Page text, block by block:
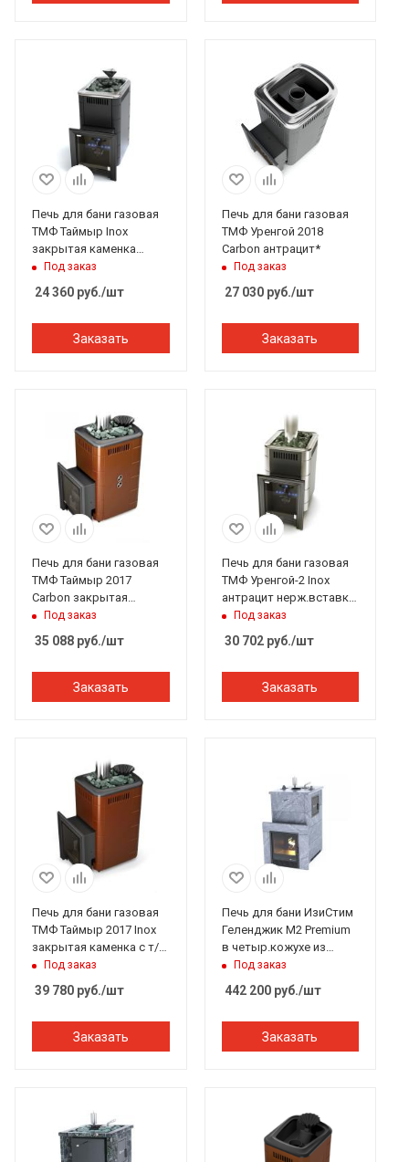
Печь для бани газовая
ТМФ Таймыр Inox
закрытая каменка
антрацит (без ГГУ)*
Под заказ
24 360 руб./шт
Заказать
Печь для бани газовая
ТМФ Уренгой 2018
Carbon антрацит*
Под заказ
27 030руб./шт
Заказать
Печь для бани газовая
ТМФ Таймыр 2017
Carbon закрытая
каменка с т/о
терракота (без ГГУ)
Под заказ
35 088 руб./шт
Заказать
Печь для бани газовая
ТМФ Уренгой-2 Inox
антрацит нерж.вставки
(без ГГУ)*
Под заказ
30 702руб./шт
Заказать
Печь для бани газовая
ТМФ Таймыр 2017 Inox
закрытая каменка с т/о
терракота (без ГГУ)
Под заказ
39 780 руб./шт
Заказать
Печь для бани ИзиСтим
Геленджик М2 Premium
в четыр.кожухе из
талькохлорита
закр.верх бок.вход
справа
Под заказ
442 200руб./шт
Заказать